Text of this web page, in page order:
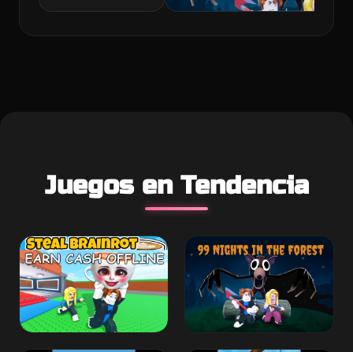
Juegos en Tendencia